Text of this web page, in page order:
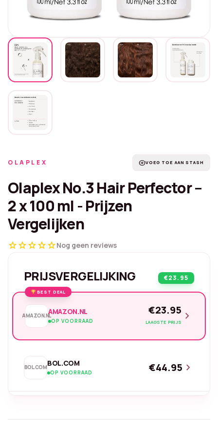
OLAPLEX add_circleVOEG TOE AAN STASH
Olaplex No.3 Hair Perfector –
2 x 100 ml - Prijzen
Vergelijken
starstarstarstarstarNog geen reviews
PRIJSVERGELIJKING €23.95
BEST DEAL
AMAZON.NLAMAZON.NL
OP VOORRAAD
€23.95
LAAGSTE PRIJS chevron_right
BOL.COMBOL.COM
OP VOORRAAD €44.95 chevron_right